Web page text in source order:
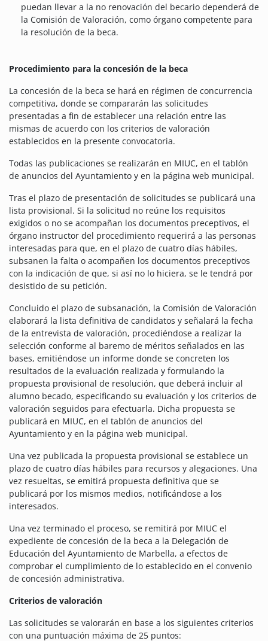
puedan llevar a la no renovación del becario dependerá de
la Comisión de Valoración, como órgano competente para
la resolución de la beca.
Procedimiento para la concesión de la beca
La concesión de la beca se hará en régimen de concurrencia
competitiva, donde se compararán las solicitudes
presentadas a fin de establecer una relación entre las
mismas de acuerdo con los criterios de valoración
establecidos en la presente convocatoria.
Todas las publicaciones se realizarán en MIUC, en el tablón
de anuncios del Ayuntamiento y en la página web municipal.
Tras el plazo de presentación de solicitudes se publicará una
lista provisional. Si la solicitud no reúne los requisitos
exigidos o no se acompañan los documentos preceptivos, el
órgano instructor del procedimiento requerirá a las personas
interesadas para que, en el plazo de cuatro días hábiles,
subsanen la falta o acompañen los documentos preceptivos
con la indicación de que, si así no lo hiciera, se le tendrá por
desistido de su petición.
Concluido el plazo de subsanación, la Comisión de Valoración
elaborará la lista definitiva de candidatos y señalará la fecha
de la entrevista de valoración, procediéndose a realizar la
selección conforme al baremo de méritos señalados en las
bases, emitiéndose un informe donde se concreten los
resultados de la evaluación realizada y formulando la
propuesta provisional de resolución, que deberá incluir al
alumno becado, especificando su evaluación y los criterios de
valoración seguidos para efectuarla. Dicha propuesta se
publicará en MIUC, en el tablón de anuncios del
Ayuntamiento y en la página web municipal.
Una vez publicada la propuesta provisional se establece un
plazo de cuatro días hábiles para recursos y alegaciones. Una
vez resueltas, se emitirá propuesta definitiva que se
publicará por los mismos medios, notificándose a los
interesados.
Una vez terminado el proceso, se remitirá por MIUC el
expediente de concesión de la beca a la Delegación de
Educación del Ayuntamiento de Marbella, a efectos de
comprobar el cumplimiento de lo establecido en el convenio
de concesión administrativa.
Criterios de valoración
Las solicitudes se valorarán en base a los siguientes criterios
con una puntuación máxima de 25 puntos: